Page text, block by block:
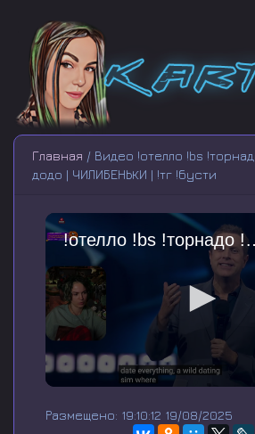
Главная / Видео !отелло !bs
додо | ЧИЛИБЕНЬКИ | !тг !бусти
!отелло !bs !торнадо
eРазмещено: 19:10:12 19/08/2025